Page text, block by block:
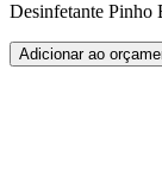
Desinfetante Pinho
Adicionar ao